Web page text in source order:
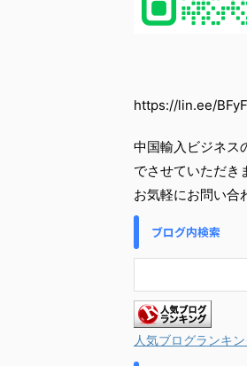
https://lin.ee/
中国輸入ビジネス
でさせていただき
お気軽にお問い合
ブログ内検索
人気ブログランキ